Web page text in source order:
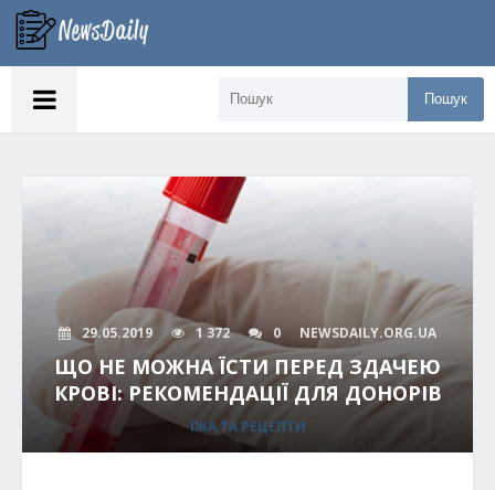
Пошук
29.05.2019 1 372 0 NEWSDAILY.ORG.UA
ЩО НЕ МОЖНА ЇСТИ ПЕРЕД ЗДАЧЕЮ
КРОВІ: РЕКОМЕНДАЦІЇ ДЛЯ ДОНОРІВ
ЇЖА ТА РЕЦЕПТИ